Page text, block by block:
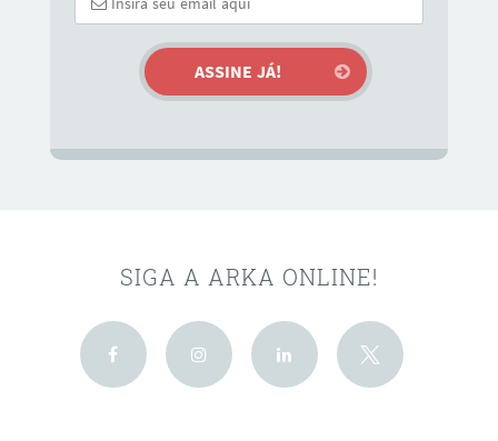
SIGA A ARKA ONLINE!